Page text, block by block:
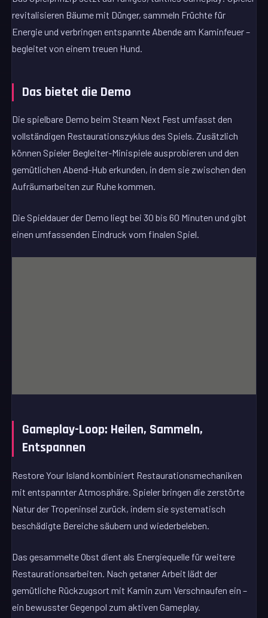
revitalisieren Bäume mit Dünger, sammeln Früchte für
Energie und verbringen entspannte Abende am Kaminfeuer –
begleitet von einem treuen Hund.
Das bietet die Demo
Die spielbare Demo beim Steam Next Fest umfasst den
vollständigen Restaurationszyklus des Spiels. Zusätzlich
können Spieler Begleiter-Minispiele ausprobieren und den
gemütlichen Abend-Hub erkunden, in dem sie zwischen den
Aufräumarbeiten zur Ruhe kommen.
Die Spieldauer der Demo liegt bei 30 bis 60 Minuten und gibt
einen umfassenden Eindruck vom finalen Spiel.
Gameplay-Loop: Heilen, Sammeln,
Entspannen
Restore Your Island kombiniert Restaurationsmechaniken
mit entspannter Atmosphäre. Spieler bringen die zerstörte
Natur der Tropeninsel zurück, indem sie systematisch
beschädigte Bereiche säubern und wiederbeleben.
Das gesammelte Obst dient als Energiequelle für weitere
Restaurationsarbeiten. Nach getaner Arbeit lädt der
gemütliche Rückzugsort mit Kamin zum Verschnaufen ein –
ein bewusster Gegenpol zum aktiven Gameplay.